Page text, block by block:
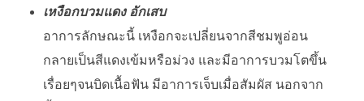
เหงือกบวมแดง อักเสบ
อาการลักษณะนี้ เหงือกจะเปลี่ยนจากสีชมพูอ่อน
กลายเป็นสีแดงเข้มหรือม่วง และมีอาการบวมโตขึ้น
เรื่อยๆจนบิดเนื้อฟัน มีอาการเจ็บเมื่อสัมผัส นอกจาก